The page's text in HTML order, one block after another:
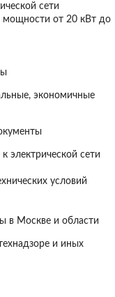
сети
мощности от 20 кВт до
экономичные
электрической сети
условий
в Москве и области
и иных